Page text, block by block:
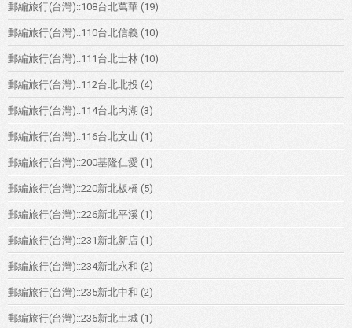
郵編旅行(台灣)::108台北萬華 (19)
郵編旅行(台灣)::110台北信義 (10)
郵編旅行(台灣)::111台北士林 (10)
郵編旅行(台灣)::112台北北投 (4)
郵編旅行(台灣)::114台北內湖 (3)
郵編旅行(台灣)::116台北文山 (1)
郵編旅行(台灣)::200基隆仁愛 (1)
郵編旅行(台灣)::220新北板橋 (5)
郵編旅行(台灣)::226新北平溪 (1)
郵編旅行(台灣)::231新北新店 (1)
郵編旅行(台灣)::234新北永和 (2)
郵編旅行(台灣)::235新北中和 (2)
郵編旅行(台灣)::236新北土城 (1)